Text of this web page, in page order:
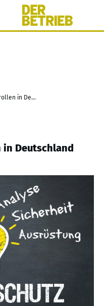
Arbeitsschutzkontrollen in Deutschland
Deutschland